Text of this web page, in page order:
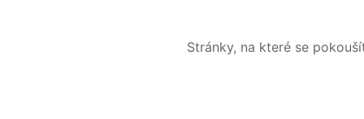
Stránky, na které se